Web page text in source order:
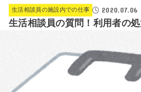
生活相談員の施設内での仕事 2020.07.06
生活相談員の質問！利用者の